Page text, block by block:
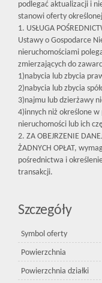
podlegać aktualizacji i
stanowi oferty
1. USŁUGA
Ustawy o Gospodarce
nieruchomościami
zmierzających do
1)nabycia lub zbycia
2)nabycia lub zbycia
3)najmu lub dzierżawy
4)innych niż określone
nieruchomości lub ich
2. ZA OBEJRZENIE
ŻADNYCH OPŁAT,
pośrednictwa i
transakcji.
Szczegóły
Symbol oferty
Powierzchnia
Powierzchnia działki